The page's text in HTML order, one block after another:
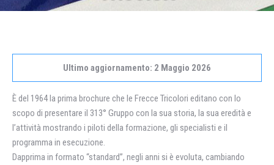
Ultimo aggiornamento: 2 Maggio 2026
È del 1964 la prima brochure che le Frecce Tricolori editano con lo
scopo di presentare il 313° Gruppo con la sua storia, la sua eredità e
l’attività mostrando i piloti della formazione, gli specialisti e il
programma in esecuzione.
Dapprima in formato “standard”, negli anni si è evoluta, cambiando